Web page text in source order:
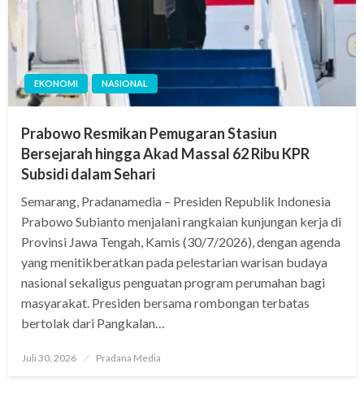
EKONOMI NASIONAL
Prabowo Resmikan Pemugaran Stasiun
Bersejarah hingga Akad Massal 62 Ribu KPR
Subsidi dalam Sehari
Semarang, Pradanamedia – Presiden Republik Indonesia
Prabowo Subianto menjalani rangkaian kunjungan kerja di
Provinsi Jawa Tengah, Kamis (30/7/2026), dengan agenda
yang menitikberatkan pada pelestarian warisan budaya
nasional sekaligus penguatan program perumahan bagi
masyarakat. Presiden bersama rombongan terbatas
bertolak dari Pangkalan…
Juli 30, 2026 Pradana Media